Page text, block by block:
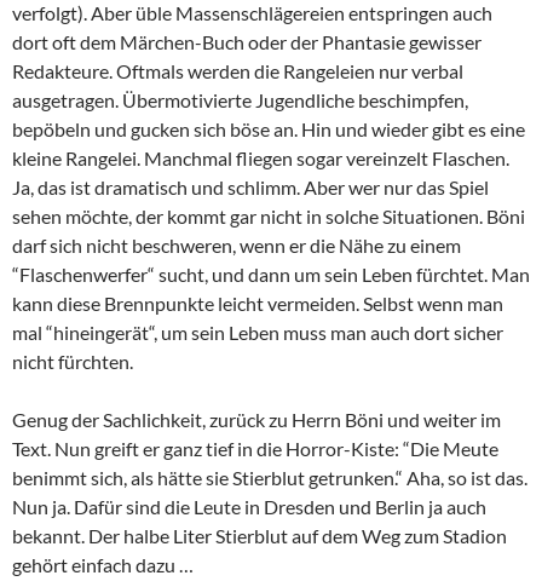
verfolgt). Aber üble Massenschlägereien entspringen auch
dort oft dem Märchen-Buch oder der Phantasie gewisser
Redakteure. Oftmals werden die Rangeleien nur verbal
ausgetragen. Übermotivierte Jugendliche beschimpfen,
bepöbeln und gucken sich böse an. Hin und wieder gibt es eine
kleine Rangelei. Manchmal fliegen sogar vereinzelt Flaschen.
Ja, das ist dramatisch und schlimm. Aber wer nur das Spiel
sehen möchte, der kommt gar nicht in solche Situationen. Böni
darf sich nicht beschweren, wenn er die Nähe zu einem
“Flaschenwerfer“ sucht, und dann um sein Leben fürchtet. Man
kann diese Brennpunkte leicht vermeiden. Selbst wenn man
mal “hineingerät“, um sein Leben muss man auch dort sicher
nicht fürchten.
Genug der Sachlichkeit, zurück zu Herrn Böni und weiter im
Text. Nun greift er ganz tief in die Horror-Kiste: “Die Meute
benimmt sich, als hätte sie Stierblut getrunken.“ Aha, so ist das.
Nun ja. Dafür sind die Leute in Dresden und Berlin ja auch
bekannt. Der halbe Liter Stierblut auf dem Weg zum Stadion
gehört einfach dazu …